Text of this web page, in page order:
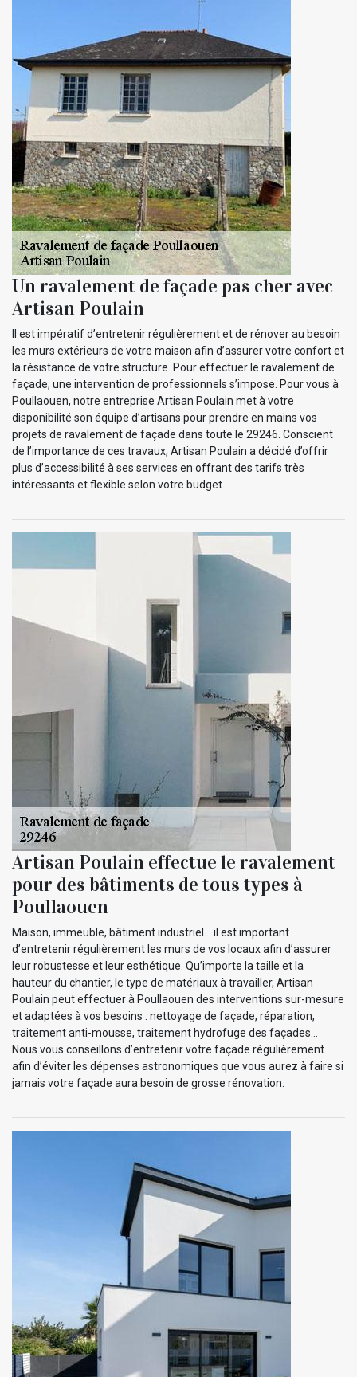
Un ravalement de façade pas cher avec
Artisan Poulain
Il est impératif d’entretenir régulièrement et de rénover au besoin
les murs extérieurs de votre maison afin d’assurer votre confort et
la résistance de votre structure. Pour effectuer le ravalement de
façade, une intervention de professionnels s’impose. Pour vous à
Poullaouen, notre entreprise Artisan Poulain met à votre
disponibilité son équipe d’artisans pour prendre en mains vos
projets de ravalement de façade dans toute le 29246. Conscient
de l’importance de ces travaux, Artisan Poulain a décidé d’offrir
plus d’accessibilité à ses services en offrant des tarifs très
intéressants et flexible selon votre budget.
Artisan Poulain effectue le ravalement
pour des bâtiments de tous types à
Poullaouen
Maison, immeuble, bâtiment industriel… il est important
d’entretenir régulièrement les murs de vos locaux afin d’assurer
leur robustesse et leur esthétique. Qu’importe la taille et la
hauteur du chantier, le type de matériaux à travailler, Artisan
Poulain peut effectuer à Poullaouen des interventions sur-mesure
et adaptées à vos besoins : nettoyage de façade, réparation,
traitement anti-mousse, traitement hydrofuge des façades…
Nous vous conseillons d’entretenir votre façade régulièrement
afin d’éviter les dépenses astronomiques que vous aurez à faire si
jamais votre façade aura besoin de grosse rénovation.